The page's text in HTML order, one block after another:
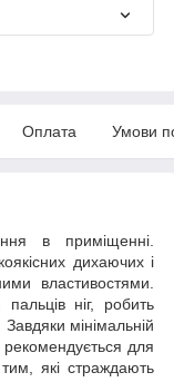
Оплата Умови
в приміщенні.
дихаючих і
властивостями.
ніг, робить
мінімальній
рекомендується для
які страждають